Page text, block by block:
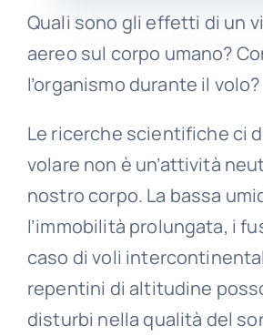
Quali sono gli effetti di un
aereo sul corpo umano?
l’organismo durante il volo?
Le ricerche scientifiche ci
volare non è un’attività
nostro corpo. La bassa
l’immobilità prolungata, i
caso di voli
repentini di altitudine
disturbi nella qualità del